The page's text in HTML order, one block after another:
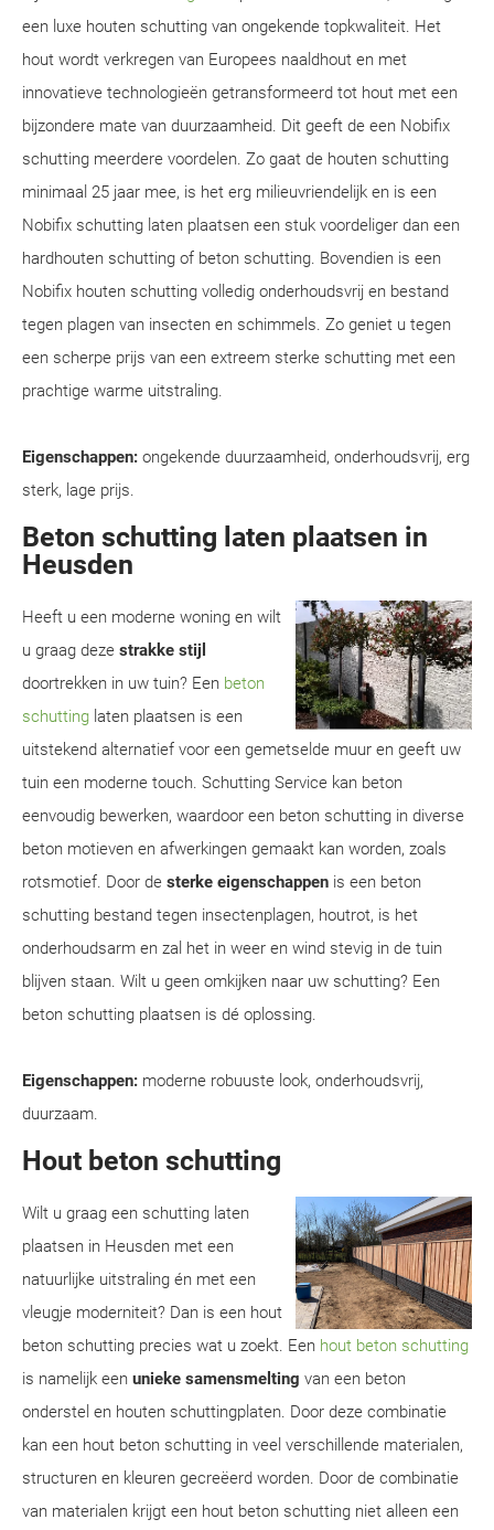
een luxe houten schutting van ongekende topkwaliteit. Het
hout wordt verkregen van Europees naaldhout en met
innovatieve technologieën getransformeerd tot hout met een
bijzondere mate van duurzaamheid. Dit geeft de een Nobifix
schutting meerdere voordelen. Zo gaat de houten schutting
minimaal 25 jaar mee, is het erg milieuvriendelijk en is een
Nobifix schutting laten plaatsen een stuk voordeliger dan een
hardhouten schutting of beton schutting. Bovendien is een
Nobifix houten schutting volledig onderhoudsvrij en bestand
tegen plagen van insecten en schimmels. Zo geniet u tegen
een scherpe prijs van een extreem sterke schutting met een
prachtige warme uitstraling.
Eigenschappen: ongekende duurzaamheid, onderhoudsvrij, erg
sterk, lage prijs.
Beton schutting laten plaatsen in
Heusden
Heeft u een moderne woning en wilt
u graag deze strakke stijl
doortrekken in uw tuin? Een beton
schutting laten plaatsen is een
uitstekend alternatief voor een gemetselde muur en geeft uw
tuin een moderne touch. Schutting Service kan beton
eenvoudig bewerken, waardoor een beton schutting in diverse
beton motieven en afwerkingen gemaakt kan worden, zoals
rotsmotief. Door de sterke eigenschappen is een beton
schutting bestand tegen insectenplagen, houtrot, is het
onderhoudsarm en zal het in weer en wind stevig in de tuin
blijven staan. Wilt u geen omkijken naar uw schutting? Een
beton schutting plaatsen is dé oplossing.
Eigenschappen: moderne robuuste look, onderhoudsvrij,
duurzaam.
Hout beton schutting
Wilt u graag een schutting laten
plaatsen in Heusden met een
natuurlijke uitstraling én met een
vleugje moderniteit? Dan is een hout
beton schutting precies wat u zoekt. Een hout beton schutting
is namelijk een unieke samensmelting van een beton
onderstel en houten schuttingplaten. Door deze combinatie
kan een hout beton schutting in veel verschillende materialen,
structuren en kleuren gecreëerd worden. Door de combinatie
van materialen krijgt een hout beton schutting niet alleen een